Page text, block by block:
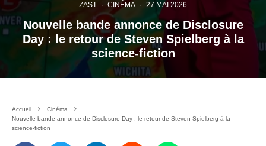
ZAST · CINÉMA · 27 MAI 2026
Nouvelle bande annonce de Disclosure
Day : le retour de Steven Spielberg à la
science-fiction
Accueil
Cinéma
Nouvelle bande annonce de Disclosure Day : le retour de Steven Spielberg à la
science-fiction